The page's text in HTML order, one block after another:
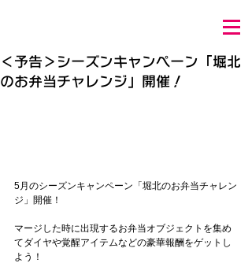
＜予告＞シーズンキャンペーン「堀北
のお弁当チャレンジ」開催！
5月のシーズンキャンペーン「堀北のお弁当チャレン
ジ」開催！
マージした時に出現するお弁当オブジェクトを集め
てダイヤや覚醒アイテムなどの豪華報酬をゲットし
よう！